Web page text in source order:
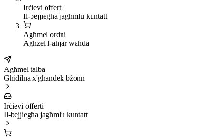
Irċievi offerti
Il-bejjiegħa jagħmlu kuntatt
Agħmel ordni
Agħżel l-aħjar waħda
Agħmel talba
Għidilna x'għandek bżonn
Irċievi offerti
Il-bejjiegħa jagħmlu kuntatt